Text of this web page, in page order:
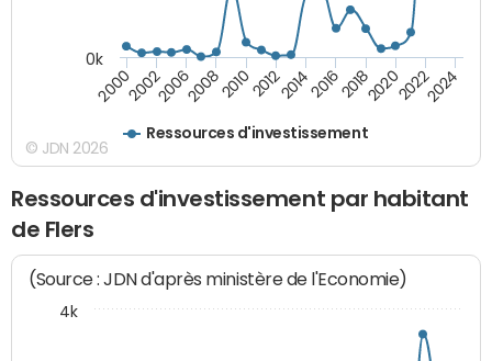
Ressources d'investissement
200020022006200820102012201420162018202020222024
0k
© JDN 2026
Ressources d'investissement par habitant
de Flers
(Source : JDN d'après ministère de l'Economie)
4k